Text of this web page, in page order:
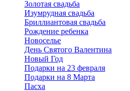
Золотая свадьба
Изумрудная свадьба
Бриллиантовая свадьба
Рождение ребенка
Новоселье
День Святого Валентина
Новый Год
Подарки на 23 февраля
Подарки на 8 Марта
Пасха